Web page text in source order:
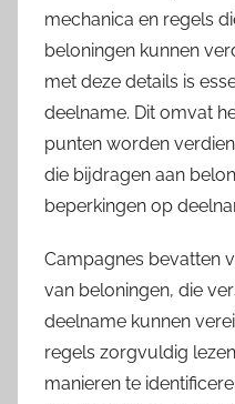
mechanica en regels
beloningen kunnen
met deze details is
deelname. Dit omvat
punten worden
die bijdragen aan
beperkingen op
Campagnes bevatten
van beloningen, die
deelname kunnen
regels zorgvuldig
manieren te